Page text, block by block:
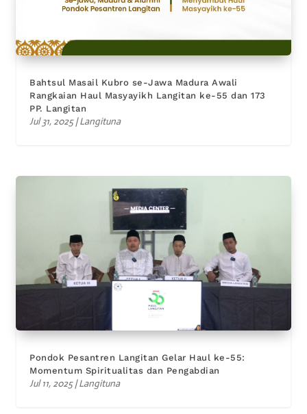
Bahtsul Masail Kubro se-Jawa Madura Awali
Rangkaian Haul Masyayikh Langitan ke-55 dan 173
PP. Langitan
Jul 31, 2025|Langituna
Pondok Pesantren Langitan Gelar Haul ke-55:
Momentum Spiritualitas dan Pengabdian
Jul 11, 2025|Langituna